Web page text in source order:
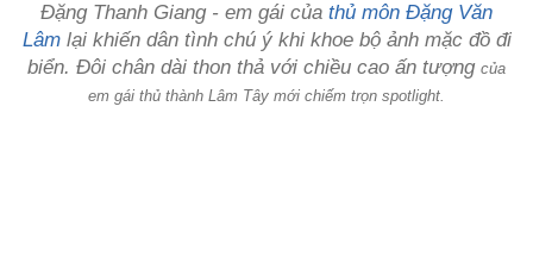
Đặng Thanh Giang - em gái của thủ môn Đặng Văn
Lâmlại khiến dân tình chú ý khi khoe bộ ảnh mặc đồ đi
biển. Đôi chân dài thon thả với chiều cao ấn tượng của
em gái thủ thành Lâm Tây mới chiếm trọn spotlight.